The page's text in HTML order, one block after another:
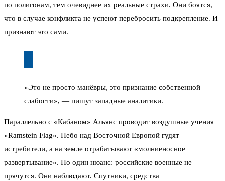
по полигонам, тем очевиднее их реальные страхи. Они боятся,
что в случае конфликта не успеют перебросить подкрепление. И
признают это сами.
«Это не просто манёвры, это признание собственной
слабости», — пишут западные аналитики.
Параллельно с «Кабаном» Альянс проводит воздушные учения
«Ramstein Flag». Небо над Восточной Европой гудят
истребители, а на земле отрабатывают «молниеносное
развертывание». Но один нюанс: российские военные не
прячутся. Они наблюдают. Спутники, средства